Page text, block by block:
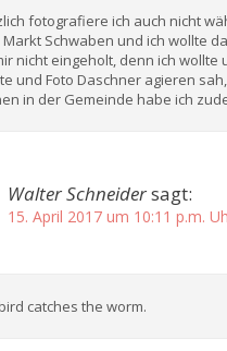
fotografiere ich auch nicht
Markt Schwaben und ich wollte
nicht eingeholt, denn ich
und Foto Daschner agieren
in der Gemeinde habe ich
Walter Schneidersagt:
15. April 2017 um 10:11 p.m.
catches the worm.